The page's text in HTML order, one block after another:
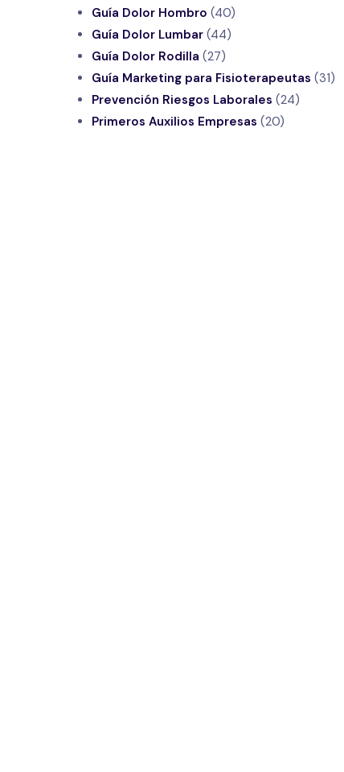
Guía Dolor Hombro (40)
Guía Dolor Lumbar (44)
Guía Dolor Rodilla (27)
Guía Marketing para Fisioterapeutas (31)
Prevención Riesgos Laborales (24)
Primeros Auxilios Empresas (20)